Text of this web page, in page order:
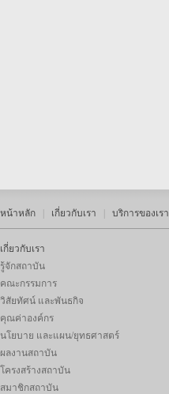
หน้าหลัก เกี่ยวกับเรา บริการของเรา
เกี่ยวกับเรา
รู้จักสถาบัน
คณะกรรมการ
วิสัยทัศน์ และพันธกิจ
คุณค่าองค์กร
นโยบาย และแผน/ยุทธศาสตร์
ผลงานสถาบัน
โครงสร้างสถาบัน
สมาชิกสถาบัน